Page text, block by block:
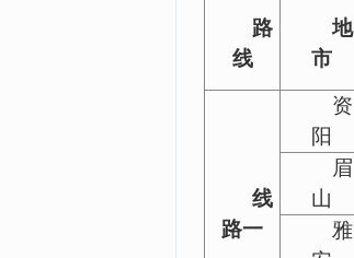
路
线
地
市
线
路一
资
阳
眉
山
雅